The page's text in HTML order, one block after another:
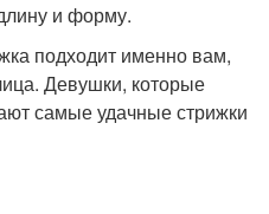
и форму.
подходит именно вам,
Девушки, которые
самые удачные стрижки